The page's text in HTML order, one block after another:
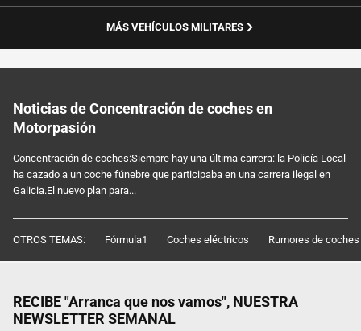
MÁS VEHÍCULOS MILITARES
Noticias de Concentración de coches en
Motorpasión
Concentración de coches:Siempre hay una última carrera: la Policía Local
ha cazado a un coche fúnebre que participaba en una carrera ilegal en
Galicia.El nuevo plan para...
OTROS TEMAS: Fórmula1 Coches eléctricos Rumores de coches
RECIBE "Arranca que nos vamos", NUESTRA
NEWSLETTER SEMANAL